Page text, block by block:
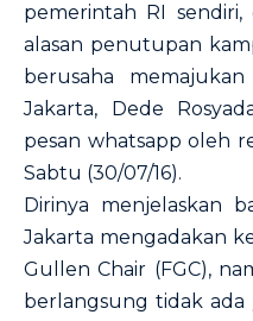
pemerintah RI
alasan penutupan
berusaha
Jakarta, Dede
pesan whatsapp oleh
Sabtu (30/07/16).
Dirinya menjelaskan
Jakarta mengadakan
Gullen Chair (FGC),
berlangsung tidak ada